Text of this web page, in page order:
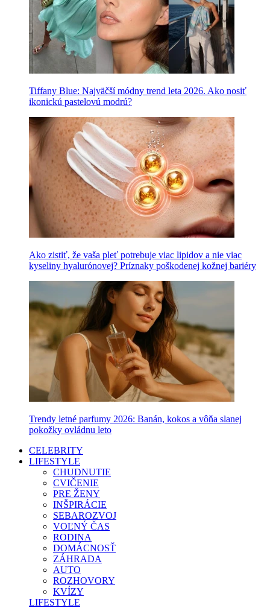
Tiffany Blue: Najväčší módny trend leta 2026. Ako nosiť
ikonickú pastelovú modrú?
Ako zistiť, že vaša pleť potrebuje viac lipidov a nie viac
kyseliny hyalurónovej? Príznaky poškodenej kožnej bariéry
Trendy letné parfumy 2026: Banán, kokos a vôňa slanej
pokožky ovládnu leto
CELEBRITY
LIFESTYLE
CHUDNUTIE
CVIČENIE
PRE ŽENY
INŠPIRÁCIE
SEBAROZVOJ
VOĽNÝ ČAS
RODINA
DOMÁCNOSŤ
ZÁHRADA
AUTO
ROZHOVORY
KVÍZY
LIFESTYLE